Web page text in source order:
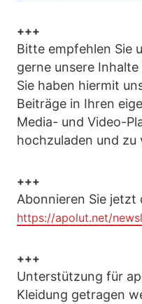
+++
Bitte empfehlen Sie
gerne unsere
Sie haben hiermit
Beiträge in Ihren
Media- und Video-
hochzuladen und
+++
Abonnieren Sie
https://apolut.net/
+++
Unterstützung für
Kleidung getragen